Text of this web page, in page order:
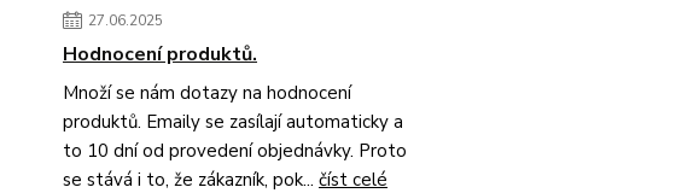
27.06.2025
Hodnocení produktů.
Množí se nám dotazy na hodnocení
produktů. Emaily se zasílají automaticky a
to 10 dní od provedení objednávky. Proto
se stává i to, že zákazník, pok... číst celé